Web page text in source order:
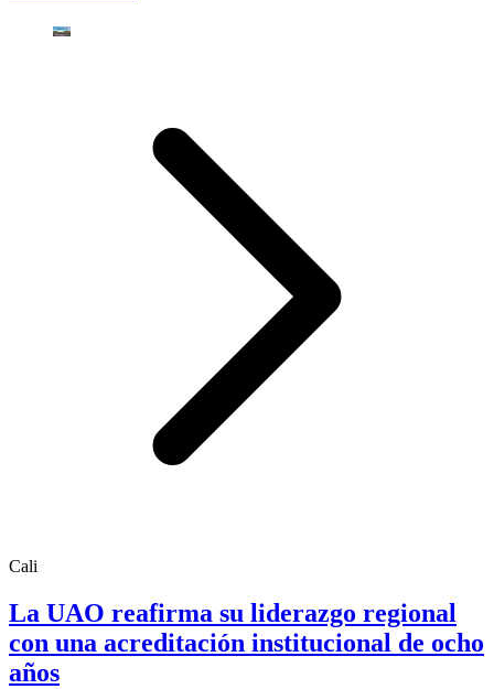
Cali
La UAO reafirma su liderazgo regional
con una acreditación institucional de ocho
años